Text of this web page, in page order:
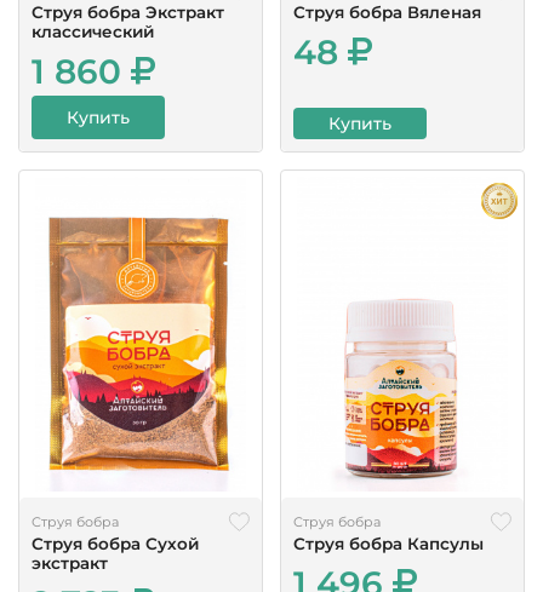
Струя бобра Экстракт
классический
1 860
Купить
Струя бобра Вяленая
48
Купить
Струя бобра
Струя бобра Сухой
экстракт
Струя бобра
Струя бобра Капсулы
1 496